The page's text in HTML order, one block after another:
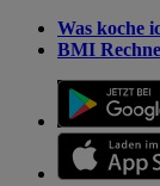
Was koche
BMI